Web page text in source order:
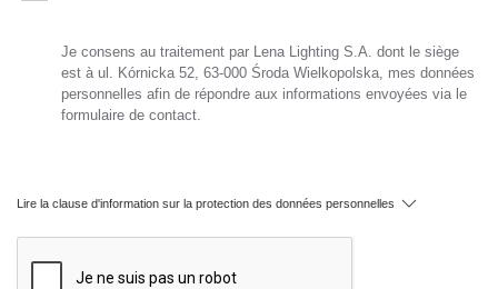
Je consens au traitement par Lena Lighting S.A. dont le siège
est à ul. Kórnicka 52, 63-000 Środa Wielkopolska, mes données
personnelles afin de répondre aux informations envoyées via le
formulaire de contact.
Lire la clause d'information sur la protection des données personnelles